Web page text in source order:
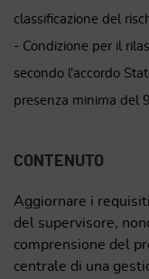
classificazione del
- Condizione per il
secondo l'accordo
presenza minima del
CONTENUTO
Aggiornare i
del supervisore,
comprensione del
centrale di una